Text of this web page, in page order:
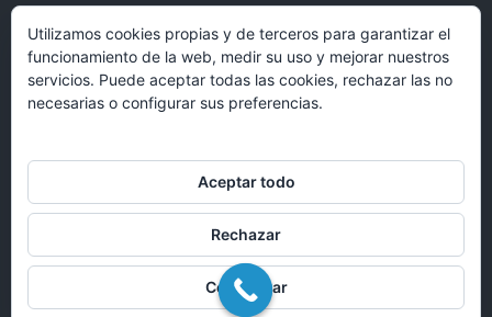
Telf: 616 22 00 22
luispascualrodríguez@gmail.com
© 2017 Bufete Pascual Abogados en Valencia
recibirás una respuesta lo antes posible.
Abrir chat
Utilizamos cookies propias y de terceros para garantizar el
funcionamiento de la web, medir su uso y mejorar nuestros
servicios. Puede aceptar todas las cookies, rechazar las no
necesarias o configurar sus preferencias.
Aceptar todo
Rechazar
Configurar